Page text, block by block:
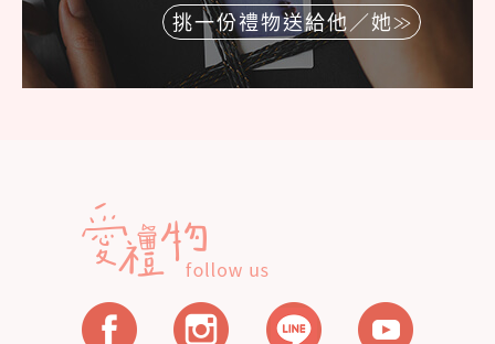
挑一份禮物送給他／她